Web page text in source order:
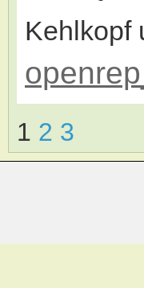
Kehlkopf
1 2 3